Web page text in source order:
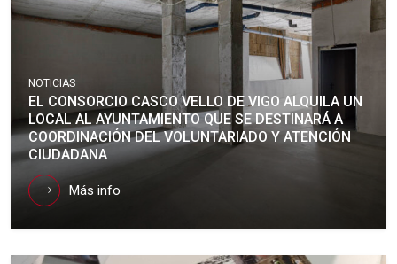
NOTICIAS
EL CONSORCIO CASCO VELLO DE VIGO ALQUILA UN
LOCAL AL AYUNTAMIENTO QUE SE DESTINARÁ A
COORDINACIÓN DEL VOLUNTARIADO Y ATENCIÓN
CIUDADANA
Más info